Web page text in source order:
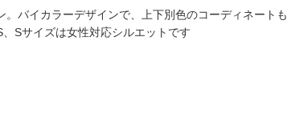
バイカラーデザインで、上下別色のコーディネートも
Sサイズは女性対応シルエットです